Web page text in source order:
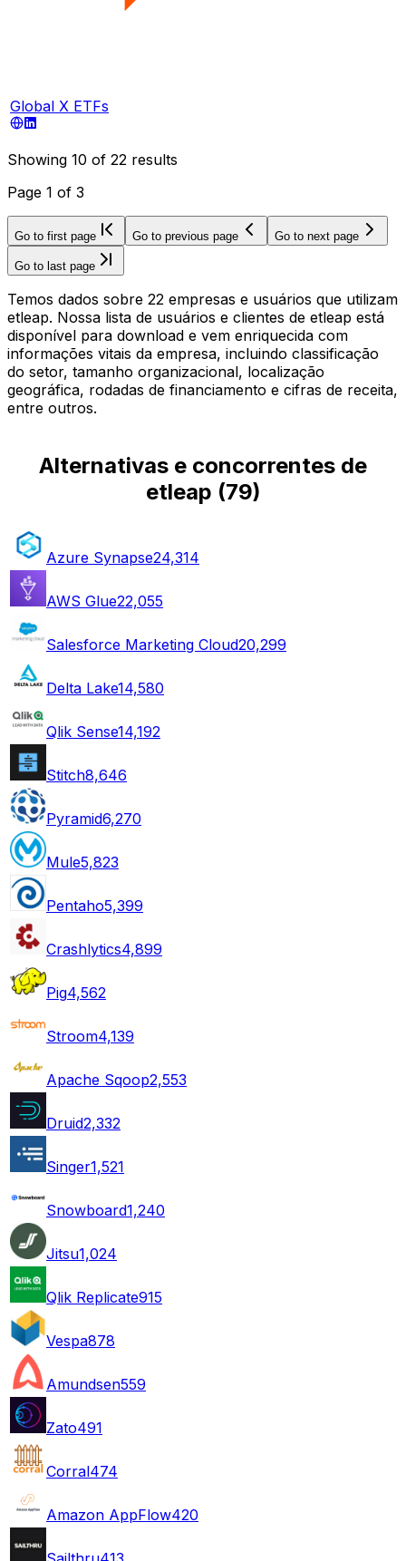
Global X ETFs
Showing 10 of 22 results
Page 1 of 3
Go to first page Go to previous page Go to next page
Go to last page
Temos dados sobre 22 empresas e usuários que utilizam
etleap. Nossa lista de usuários e clientes de etleap está
disponível para download e vem enriquecida com
informações vitais da empresa, incluindo classificação
do setor, tamanho organizacional, localização
geográfica, rodadas de financiamento e cifras de receita,
entre outros.
Alternativas e concorrentes de
etleap (79)
Azure Synapse24,314
AWS Glue22,055
Salesforce Marketing Cloud20,299
Delta Lake14,580
Qlik Sense14,192
Stitch8,646
Pyramid6,270
Mule5,823
Pentaho5,399
Crashlytics4,899
Pig4,562
Stroom4,139
Apache Sqoop2,553
Druid2,332
Singer1,521
Snowboard1,240
Jitsu1,024
Qlik Replicate915
Vespa878
Amundsen559
Zato491
Corral474
Amazon AppFlow420